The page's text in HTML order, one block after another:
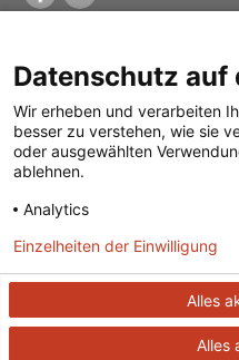
Was ist der Merkur?
Herausgeber /
Redaktion
Verlag
Alle Abos
Print-Abo
Digital-
Abo
Vertrag
Datenschutz auf
Wir erheben und verarbeiten
besser zu verstehen, wie sie
oder ausgewählten
ablehnen.
Analytics
Alles
Alles
Einzelheiten der Einwilligung